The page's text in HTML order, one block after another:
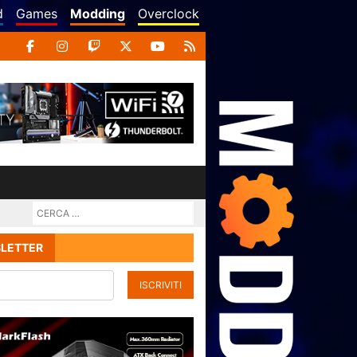
Games Modding Overclock
ISCRIVITI